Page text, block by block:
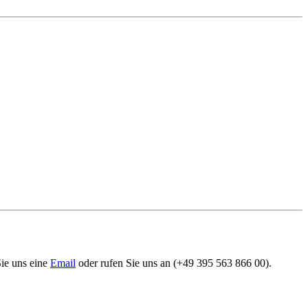
uns eine Email oder rufen Sie uns an (+49 395 563 866 00).